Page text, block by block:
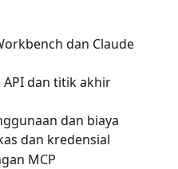
dan Claude
dan titik akhir
dan biaya
dan kredensial
MCP